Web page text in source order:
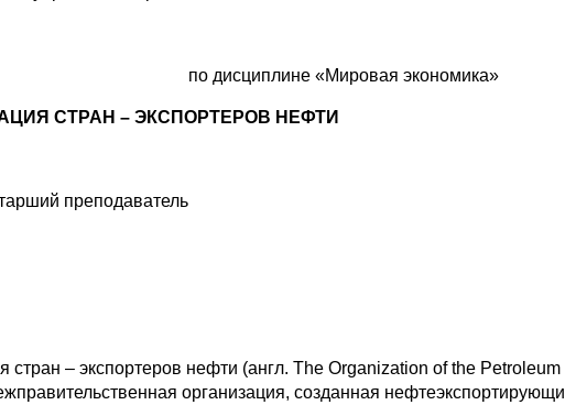
по дисциплине «Мировая экономика»
СТРАН – ЭКСПОРТЕРОВ НЕФТИ
преподаватель
стран – экспортеров нефти (англ. The Organization of the
организация, созданная